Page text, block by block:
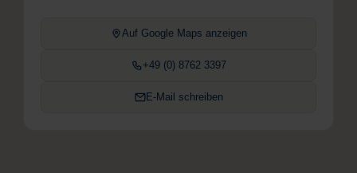
Auf Google Maps anzeigen
+49 (0) 8762 3397
E-Mail schreiben